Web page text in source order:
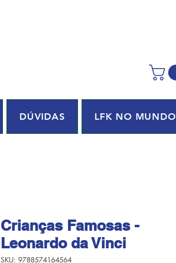
DÚVIDAS LFK NO MUNDO
Crianças Famosas -
Leonardo da Vinci
SKU: 9788574164564